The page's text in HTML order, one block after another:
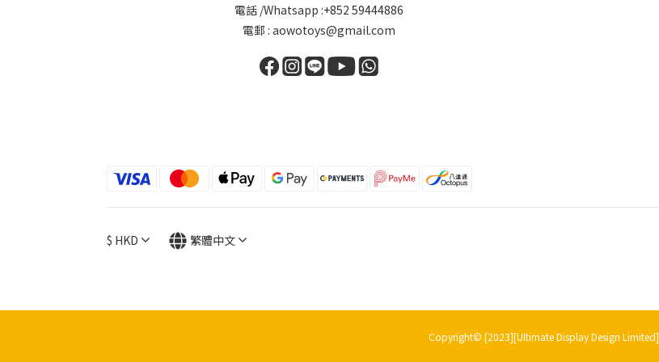
電話 /Whatsapp :+852 59444886
電郵 : aowotoys@gmail.com
$ HKD 繁體中文
Copyright© [2023][Ultimate Display Design Limited]